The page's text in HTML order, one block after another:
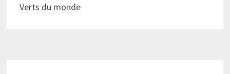
Verts du monde